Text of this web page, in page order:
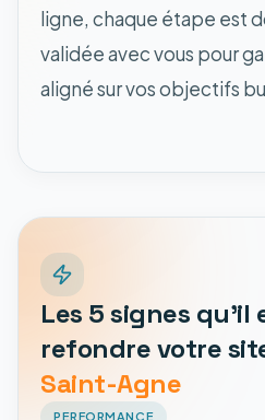
ligne, chaque étape est
validée avec vous pour
aligné sur vos objectifs
Les 5 signes qu'il
refondre votre
Saint-Agne
PERFORMANCE